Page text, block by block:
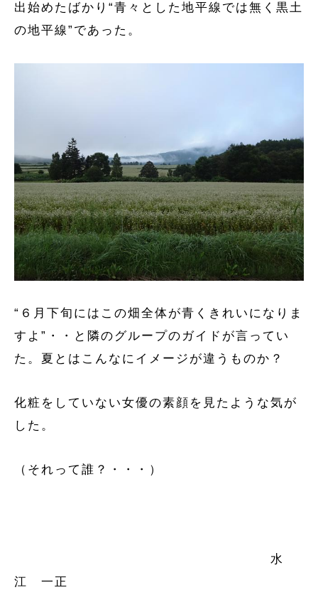
出始めたばかり“青々とした地平線では無く黒土
の地平線”であった。
“６月下旬にはこの畑全体が青くきれいになりま
すよ”・・と隣のグループのガイドが言ってい
た。夏とはこんなにイメージが違うものか？
化粧をしていない女優の素顔を見たような気が
した。
（それって誰？・・・）
水
江 一正